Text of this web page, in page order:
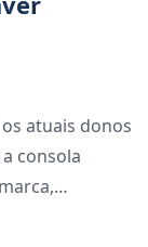
atuais donos
consola